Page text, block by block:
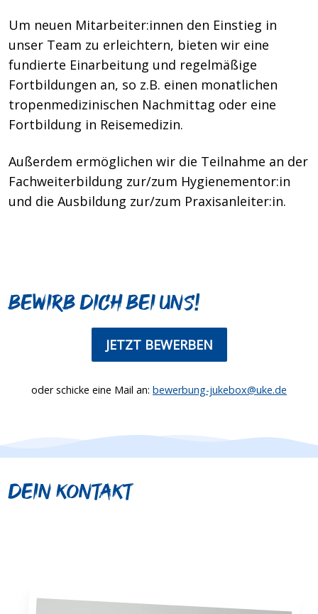
Um neuen Mitarbeiter:innen den Einstieg in
unser Team zu erleichtern, bieten wir eine
fundierte Einarbeitung und regelmäßige
Fortbildungen an, so z.B. einen monatlichen
tropenmedizinischen Nachmittag oder eine
Fortbildung in Reisemedizin.
Außerdem ermöglichen wir die Teilnahme an der
Fachweiterbildung zur/zum Hygienementor:in
und die Ausbildung zur/zum Praxisanleiter:in.
Bewirb dich bei uns!
JETZT BEWERBEN
oder schicke eine Mail an: bewerbung-jukebox@uke.de
Dein Kontakt